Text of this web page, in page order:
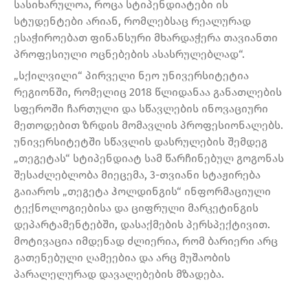
სასიხარულოა, როცა სტიპენდიატები ის
სტუდენტები არიან, რომლებსაც რეალურად
ესაჭიროებათ ფინანსური მხარდაჭერა თავიანთი
პროფესიული ოცნებების ასასრულებლად“.
„სქილვილი“ პირველი ნეო უნივერსიტეტია
რეგიონში, რომელიც 2018 წლიდანაა განათლების
სფეროში ჩართული და სწავლების ინოვაციური
მეთოდებით ზრდის მომავლის პროფესიონალებს.
უნივერსიტეტში სწავლის დასრულების შემდეგ
„თეგეტას“ სტიპენდიატ სამ წარჩინებულ გოგონას
შესაძლებლობა მიეცემა, 3-თვიანი სტაჟირება
გაიაროს „თეგეტა ჰოლდინგის“ ინფორმაციული
ტექნოლოგიებისა და ციფრული მარკეტინგის
დეპარტამენტებში, დასაქმების პერსპექტივით.
მოტივაცია იმდენად ძლიერია, რომ ბარიერი არც
გათენებული ღამეებია და არც მუშაობის
პარალელურად დავალებების მზადება.